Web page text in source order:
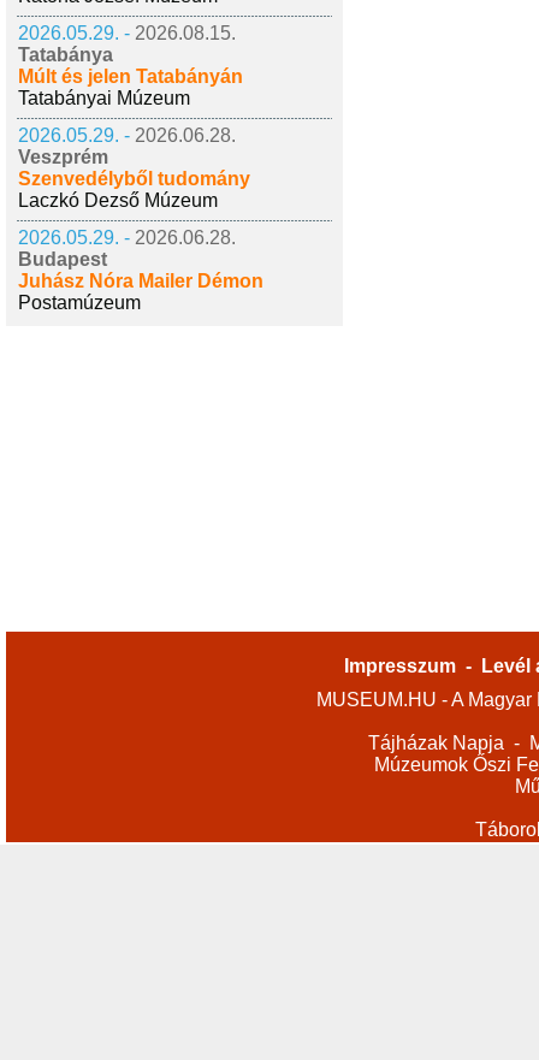
2026.05.29. - 2026.08.15.
Tatabánya
Múlt és jelen Tatabányán
Tatabányai Múzeum
2026.05.29. - 2026.06.28.
Veszprém
Szenvedélyből tudomány
Laczkó Dezső Múzeum
2026.05.29. - 2026.06.28.
Budapest
Juhász Nóra Mailer Démon
Postamúzeum
Impresszum -
Levél
MUSEUM.HU - A
Tájházak Napja -
Múzeumok Őszi